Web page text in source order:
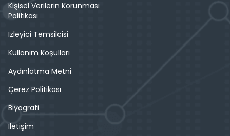
Kişisel Verilerin Korunması
Politikası
İzleyici Temsilcisi
Kullanım Koşulları
Aydınlatma Metni
Çerez Politikası
Biyografi
İletişim